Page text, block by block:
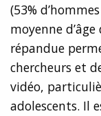
(53%
moyenne
répandue
chercheurs et
vidéo,
adolescents. Il